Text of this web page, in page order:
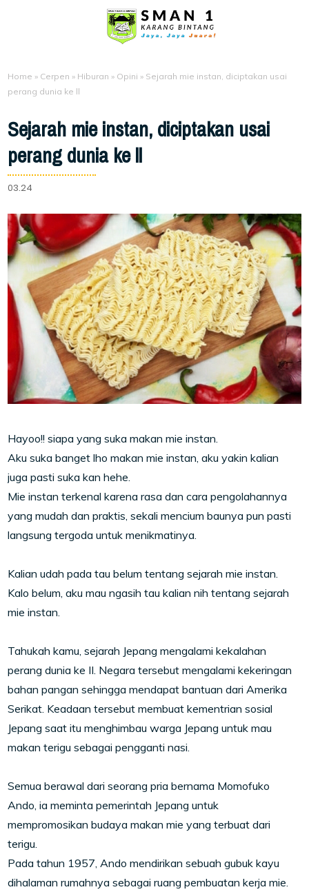
Home » Cerpen » Hiburan » Opini » Sejarah mie instan, diciptakan usai
perang dunia ke ll
Sejarah mie instan, diciptakan usai
perang dunia ke ll
03.24
Hayoo!! siapa yang suka makan mie instan.
Aku suka banget lho makan mie instan, aku yakin kalian
juga pasti suka kan hehe.
Mie instan terkenal karena rasa dan cara pengolahannya
yang mudah dan praktis, sekali mencium baunya pun pasti
langsung tergoda untuk menikmatinya.
Kalian udah pada tau belum tentang sejarah mie instan.
Kalo belum, aku mau ngasih tau kalian nih tentang sejarah
mie instan.
Tahukah kamu, sejarah Jepang mengalami kekalahan
perang dunia ke II. Negara tersebut mengalami kekeringan
bahan pangan sehingga mendapat bantuan dari Amerika
Serikat. Keadaan tersebut membuat kementrian sosial
Jepang saat itu menghimbau warga Jepang untuk mau
makan terigu sebagai pengganti nasi.
Semua berawal dari seorang pria bernama Momofuko
Ando, ia meminta pemerintah Jepang untuk
mempromosikan budaya makan mie yang terbuat dari
terigu.
Pada tahun 1957, Ando mendirikan sebuah gubuk kayu
dihalaman rumahnya sebagai ruang pembuatan kerja mie.